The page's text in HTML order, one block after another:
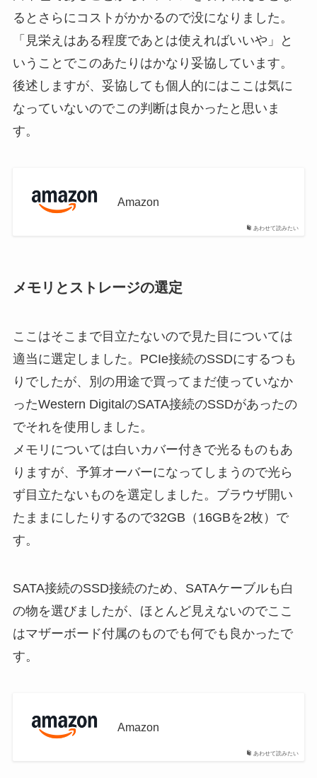
るとさらにコストがかかるので没になりました。
「見栄えはある程度であとは使えればいいや」と
いうことでこのあたりはかなり妥協しています。
後述しますが、妥協しても個人的にはここは気に
なっていないのでこの判断は良かったと思いま
す。
あわせて読みたい
Amazon
メモリとストレージの選定
ここはそこまで目立たないので見た目については
適当に選定しました。PCIe接続のSSDにするつも
りでしたが、別の用途で買ってまだ使っていなか
ったWestern DigitalのSATA接続のSSDがあったの
でそれを使用しました。
メモリについては白いカバー付きで光るものもあ
りますが、予算オーバーになってしまうので光ら
ず目立たないものを選定しました。ブラウザ開い
たままにしたりするので32GB（16GBを2枚）で
す。
SATA接続のSSD接続のため、SATAケーブルも白
の物を選びましたが、ほとんど見えないのでここ
はマザーボード付属のものでも何でも良かったで
す。
あわせて読みたい
Amazon